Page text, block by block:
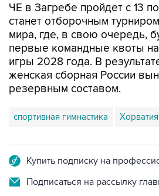
ЧЕ в Загребе пройдет с 13
станет отборочным
мира, где, в свою очередь,
первые командные квоты
игры 2028 года. В
женская сборная России
резервным составом.
спортивная гимнастика Хорватия
Купить подписку на
Подписаться на рассылку